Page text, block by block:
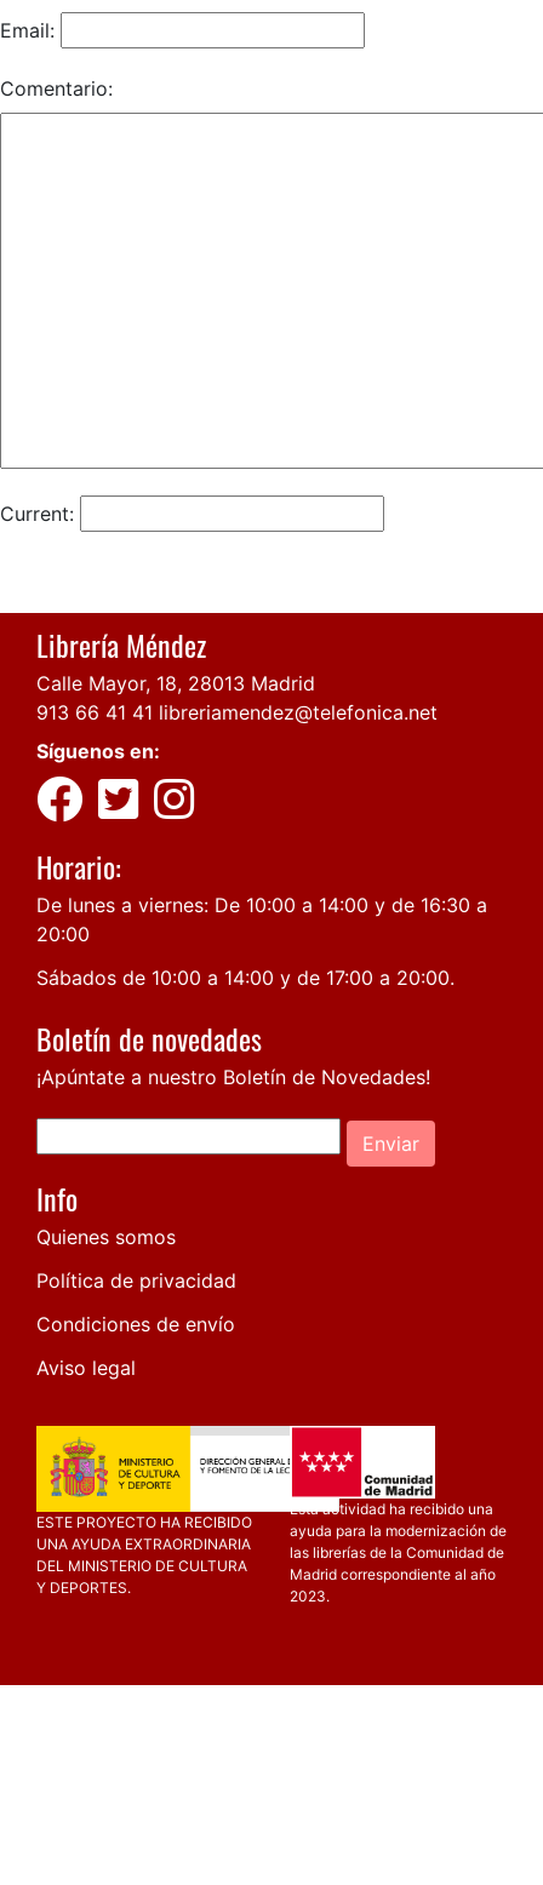
Email:
Comentario:
Current:
Librería Méndez
Calle Mayor, 18, 28013 Madrid
913 66 41 41 libreriamendez@telefonica.net
Síguenos en:
Horario:
De lunes a viernes: De 10:00 a 14:00 y de 16:30 a
20:00
Sábados de 10:00 a 14:00 y de 17:00 a 20:00.
Boletín de novedades
¡Apúntate a nuestro Boletín de Novedades!
Enviar
Info
Quienes somos
Política de privacidad
Condiciones de envío
Aviso legal
ESTE PROYECTO HA RECIBIDO
UNA AYUDA EXTRAORDINARIA
DEL MINISTERIO DE CULTURA
Y DEPORTES.
Esta actividad ha recibido una
ayuda para la modernización de
las librerías de la Comunidad de
Madrid correspondiente al año
2023.